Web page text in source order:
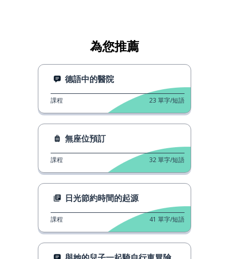
為您推薦
德語中的醫院
課程 23 單字/短語
無座位預訂
課程 32單字/短語
日光節約時間的起源
課程 41 單字/短語